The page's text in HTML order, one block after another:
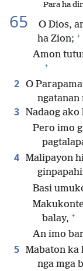
Para ha
65
O Dios,
ha Zion; +
Amon
+
2 O
ngatanan
3 Nadaog ako
Pero imo
4 Malipayon
Basi
balay, +
An imo
5 Mabaton ka
nga mga